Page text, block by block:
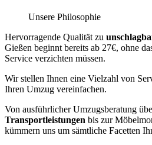
Unsere Philosophie
Hervorragende Qualität zu
Gießen beginnt bereits ab 27€, ohne
Service verzichten müssen.
Wir stellen Ihnen eine Vielzahl von
Ihren Umzug vereinfachen.
Von ausführlicher Umzugsberatung
Transportleistungen bis zur
kümmern uns um sämtliche Facetten